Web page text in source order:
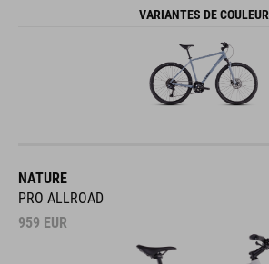
VARIANTES DE COULEUR
NATURE
PRO ALLROAD
959 EUR